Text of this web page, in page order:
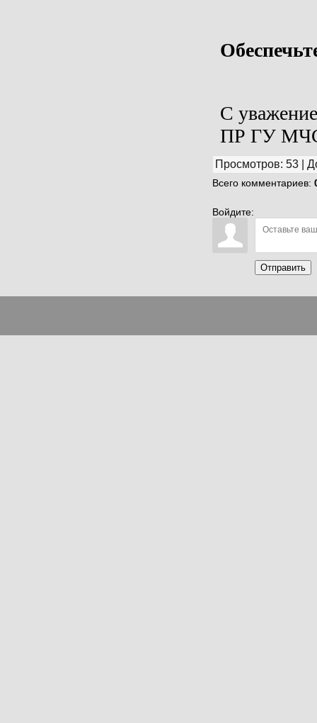
С
ПР ГУ МЧС
Просмотров: 53
Всего комментариев:
Войдите:
Отправить